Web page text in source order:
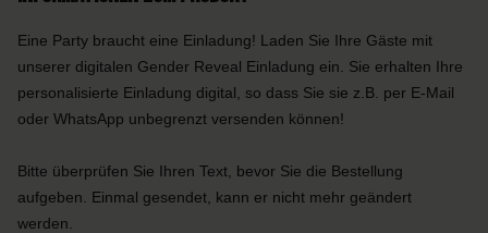
Eine Party braucht eine Einladung! Laden Sie Ihre Gäste mit
unserer digitalen Gender Reveal Einladung ein. Sie erhalten Ihre
personalisierte Einladung digital, so dass Sie sie z.B. per E-Mail
oder WhatsApp unbegrenzt versenden können!
Bitte überprüfen Sie Ihren Text, bevor Sie die Bestellung
aufgeben. Einmal gesendet, kann er nicht mehr geändert
werden.